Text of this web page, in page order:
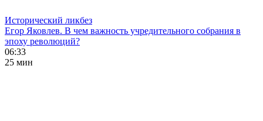
Исторический ликбез
Егор Яковлев. В чем важность учредительного собрания в
эпоху революций?
06:33
25 мин